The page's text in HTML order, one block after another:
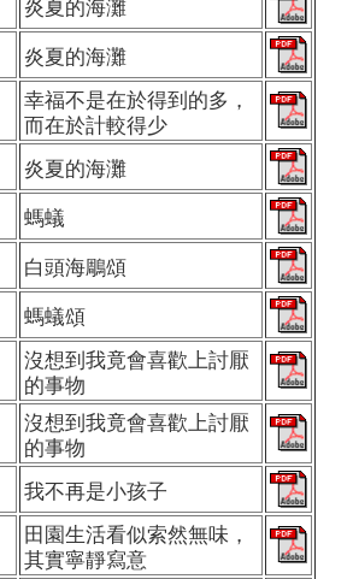
炎夏的海灘
幸福不是在於得到的多，
而在於計較得少
炎夏的海灘
螞蟻
白頭海鵰頌
螞蟻頌
沒想到我竟會喜歡上討厭
的事物
沒想到我竟會喜歡上討厭
的事物
我不再是小孩子
田園生活看似索然無味，
其實寧靜寫意